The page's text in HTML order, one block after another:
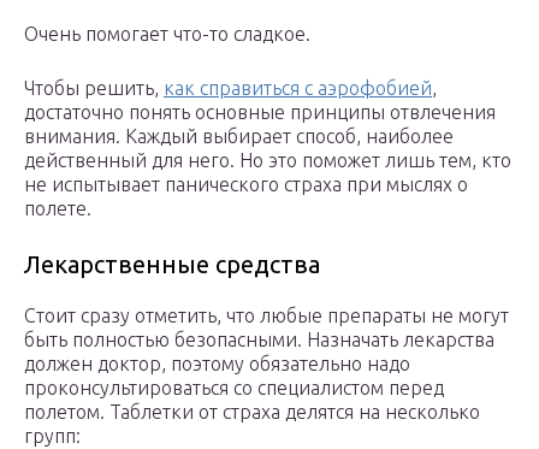
Очень помогает что-то сладкое.
Чтобы решить, как справиться с аэрофобией,
достаточно понять основные принципы отвлечения
внимания. Каждый выбирает способ, наиболее
действенный для него. Но это поможет лишь тем, кто
не испытывает панического страха при мыслях о
полете.
Лекарственные средства
Стоит сразу отметить, что любые препараты не могут
быть полностью безопасными. Назначать лекарства
должен доктор, поэтому обязательно надо
проконсультироваться со специалистом перед
полетом. Таблетки от страха делятся на несколько
групп: